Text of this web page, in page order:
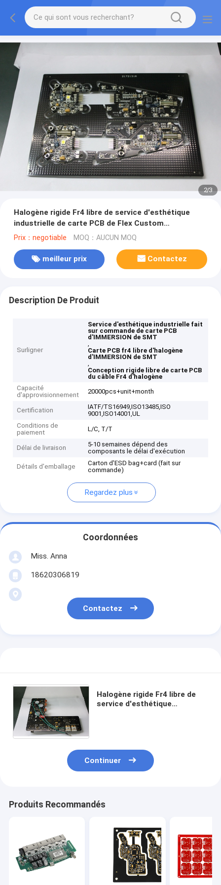
2/3
Halogène rigide Fr4 libre de service d'esthétique
industrielle de carte PCB de Flex Custom
d'IMMERSION de SMT
Prix：negotiable MOQ：AUCUN MOQ
meilleur prix Contactez
Description De Produit
Surligner
Service d'esthétique industrielle fait
sur commande de carte PCB
d'IMMERSION de SMT
,
Carte PCB fr4 libre d'halogène
d'IMMERSION de SMT
,
Conception rigide libre de carte PCB
du câble Fr4 d'halogène
Capacité
d'approvisionnement
20000pcs+unit+month
Certification
IATF/TS16949,ISO13485,ISO
9001,ISO14001,UL
Conditions de
paiement
L/C, T/T
Délai de livraison
5-10 semaines dépend des
composants le délai d'exécution
Détails d'emballage
Carton d'ESD bag+card (fait sur
commande)
Regardez plus
Coordonnées
Miss. Anna
18620306819
Contactez
Halogène rigide Fr4 libre de
service d'esthétique
Continuer
Produits Recommandés